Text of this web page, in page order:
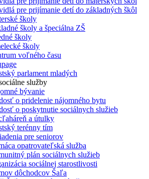
pre prijímanie detí do základných škôl
školy
školy a špeciálna ZŠ
školy
školy
voľného času
parlament mladých
služby
bývanie
o pridelenie nájomného bytu
o poskytnutie sociálnych služieb
a útulky
terénny tím
pre seniorov
opatrovateľská služba
plán sociálnych služieb
sociálnej starostlivosti
dôchodcov Šaľa